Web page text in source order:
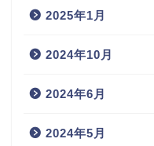
2025年1月
2024年10月
2024年6月
2024年5月